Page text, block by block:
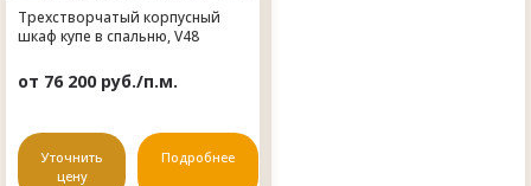
Трехстворчатый корпусный
шкаф купе в спальню, V48
от 76 200 руб./п.м.
Уточнить
цену
Подробнее